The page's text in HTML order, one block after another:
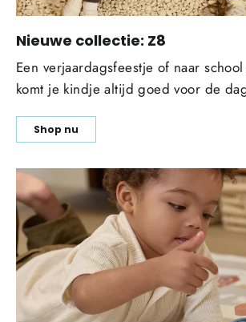
Nieuwe collectie: Z8
Een verjaardagsfeestje of naar
komt je kindje altijd goed voor de
Shop nu